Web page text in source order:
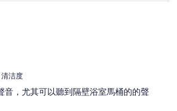
洁度
音，尤其可以聽到隔壁浴室馬桶的的聲